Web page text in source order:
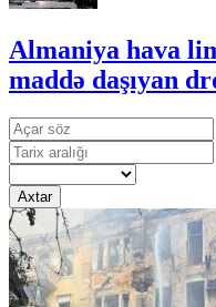
Almaniya hava
maddə daşıyan
Axtar